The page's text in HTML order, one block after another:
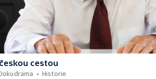
cestou
Historie